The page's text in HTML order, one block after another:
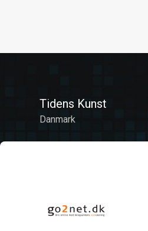
Tidens Kunst
Danmark